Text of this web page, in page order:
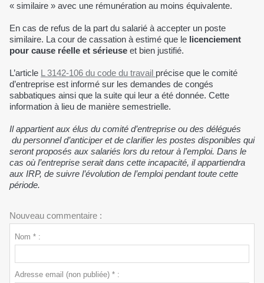
« similaire » avec une rémunération au moins équivalente.
En cas de refus de la part du salarié à accepter un poste
similaire. La cour de cassation à estimé que le licenciement
pour cause réelle et sérieuse et bien justifié.
L’article L 3142-106 du code du travail précise que le comité
d’entreprise est informé sur les demandes de congés
sabbatiques ainsi que la suite qui leur a été donnée. Cette
information à lieu de manière semestrielle.
Il appartient aux élus du comité d’entreprise ou des délégués
du personnel d’anticiper et de clarifier les postes disponibles qui
seront proposés aux salariés lors du retour à l’emploi. Dans le
cas où l’entreprise serait dans cette incapacité, il appartiendra
aux IRP, de suivre l’évolution de l’emploi pendant toute cette
période.
Nouveau commentaire :
Nom * :
Adresse email (non publiée) * :